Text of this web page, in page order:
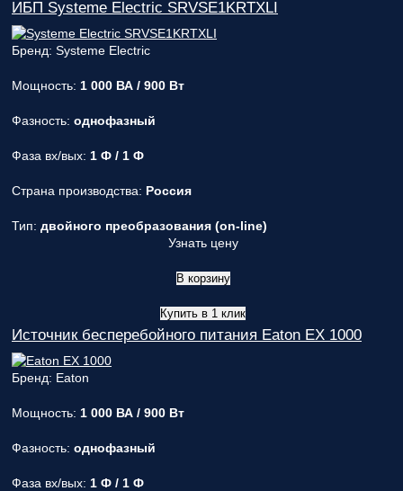
ИБП Systeme Electric SRVSE1KRTXLI
Бренд: Systeme Electric
Мощность: 1 000 ВА / 900 Вт
Фазность: однофазный
Фаза вх/вых: 1 Ф / 1 Ф
Страна производства: Россия
Тип: двойного преобразования (on-line)
Узнать цену
В корзину
Купить в 1 клик
Источник бесперебойного питания Eaton EX 1000
Бренд: Eaton
Мощность: 1 000 ВА / 900 Вт
Фазность: однофазный
Фаза вх/вых: 1 Ф / 1 Ф